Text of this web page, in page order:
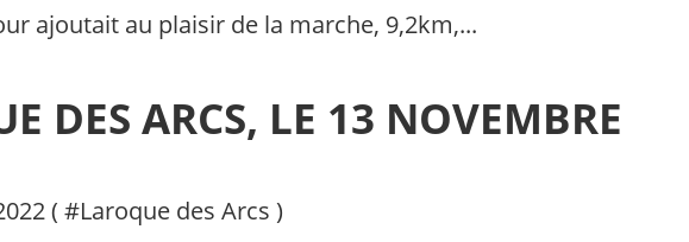
ajoutait au plaisir de la marche, 9,2km,...
DES ARCS, LE 13 NOVEMBRE
( #Laroque des Arcs )